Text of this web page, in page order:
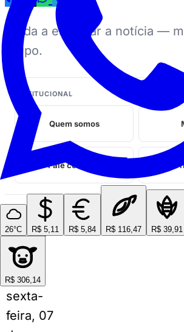
26°C R$ 5,11 R$ 5,84 R$ 116,47 R$ 39,91
R$ 306,14
sexta-
feira, 07
Ajuda a espalhar a notícia —
grupo.
INSTITUCIONAL
Quem somos
Fale conosco
Perrengues relacionados